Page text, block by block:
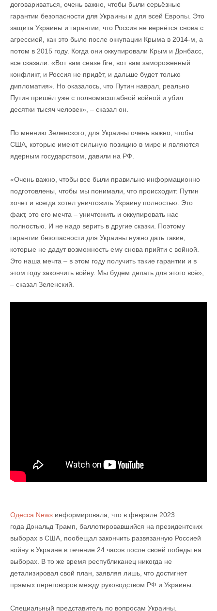
договариваться, очень важно, чтобы были серьёзные
гарантии безопасности для Украины и для всей Европы. Это
защита Украины и гарантии, что Россия не вернётся снова с
агрессией, как это было после оккупации Крыма в 2014-м, а
потом в 2015 году. Когда они оккупировали Крым и Донбасс,
все сказали: «Вот вам cease fire, вот вам замороженный
конфликт, и Россия не придёт, и дальше будет только
дипломатия». Но оказалось, что Путин наврал, реально
Путин пришёл уже с полномасштабной войной и убил
десятки тысяч человек», – сказал он.
По мнению Зеленского, для Украины очень важно, чтобы
США, которые имеют сильную позицию в мире и являются
ядерным государством, давили на РФ.
«Очень важно, чтобы все были правильно информационно
подготовлены, чтобы мы понимали, что происходит: Путин
хочет и всегда хотел уничтожить Украину полностью. Это
факт, это его мечта – уничтожить и оккупировать нас
полностью. И не надо верить в другие сказки. Поэтому
гарантии безопасности для Украины нужно дать такие,
которые не дадут возможность ему снова прийти с войной.
Это наша мечта – в этом году получить такие гарантии и в
этом году закончить войну. Мы будем делать для этого всё»,
– сказал Зеленский.
Одесса Newsинформировала, что в феврале 2023
года Дональд Трамп, баллотировавшийся на президентских
выборах в США, пообещал закончить развязанную Россией
войну в Украине в течение 24 часов после своей победы на
выборах. В то же время республиканец никогда не
детализировал свой план, заявляя лишь, что достигнет
прямых переговоров между руководством РФ и Украины.
Специальный представитель по вопросам Украины,